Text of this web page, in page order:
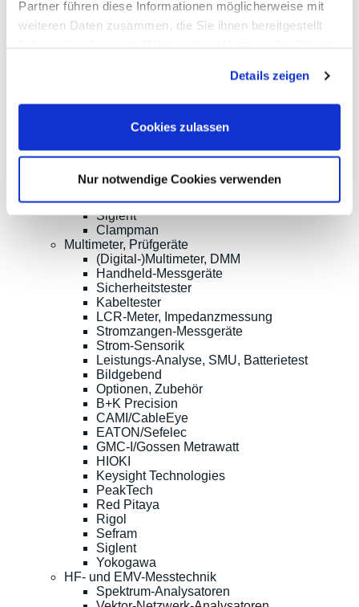
Partner führen diese Informationen möglicherweise mit
weiteren Daten zusammen, die Sie ihnen bereitgestellt
Details zeigen
Cookies zulassen
Nur notwendige Cookies verwenden
Oszilloskope bis 1GHz und mehr
Logik-Analyse, Mixed-Signal
Micsig
Pico Technology
Red Pitaya
Rigol
Rohde & Schwarz
Siglent
Clampman
Multimeter, Prüfgeräte
(Digital-)Multimeter, DMM
Handheld-Messgeräte
Sicherheitstester
Kabeltester
LCR-Meter, Impedanzmessung
Stromzangen-Messgeräte
Strom-Sensorik
Leistungs-Analyse, SMU, Batterietest
Bildgebend
Optionen, Zubehör
B+K Precision
CAMI/CableEye
EATON/Sefelec
GMC-I/Gossen Metrawatt
HIOKI
Keysight Technologies
PeakTech
Red Pitaya
Rigol
Sefram
Siglent
Yokogawa
HF- und EMV-Messtechnik
Spektrum-Analysatoren